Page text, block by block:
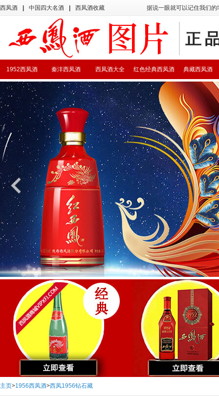
西凤酒 中国四大名酒 西凤酒收藏 据说一眼就可以记住我们
典藏西凤酒
红色经典西凤酒
西凤酒大全
秦沣西凤酒
1952西凤酒
主页>1956西凤酒>西凤1956钻石藏